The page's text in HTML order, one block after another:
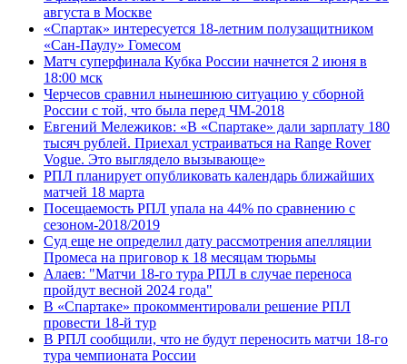
августа в Москве
«Спартак» интересуется 18-летним полузащитником
«Сан-Паулу» Гомесом
Матч суперфинала Кубка России начнется 2 июня в
18:00 мск
Черчесов сравнил нынешнюю ситуацию у сборной
России с той, что была перед ЧМ‑2018
Евгений Мележиков: «В «Спартаке» дали зарплату 180
тысяч рублей. Приехал устраиваться на Range Rover
Vogue. Это выглядело вызывающе»
РПЛ планирует опубликовать календарь ближайших
матчей 18 марта
Посещаемость РПЛ упала на 44% по сравнению с
сезоном-2018/2019
Суд еще не определил дату рассмотрения апелляции
Промеса на приговор к 18 месяцам тюрьмы
Алаев: "Матчи 18-го тура РПЛ в случае переноса
пройдут весной 2024 года"
В «Спартаке» прокомментировали решение РПЛ
провести 18-й тур
В РПЛ сообщили, что не будут переносить матчи 18‑го
тура чемпионата России